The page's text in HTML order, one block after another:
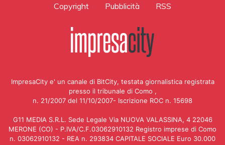
Copyright Pubblicità RSS
ImpresaCity e' un canale di BitCity, testata giornalistica registrata
presso il tribunale di Como ,
n. 21/2007 del 11/10/2007- Iscrizione ROC n. 15698
G11 MEDIA S.R.L. Sede Legale Via NUOVA VALASSINA, 4 22046
MERONE (CO) - P.IVA/C.F.03062910132 Registro imprese di Como
n. 03062910132 - REA n. 293834 CAPITALE SOCIALE Euro 30.000